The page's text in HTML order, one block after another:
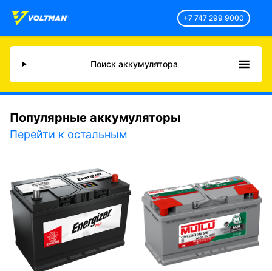
+7 747 299 9000
Поиск аккумулятора
Популярные аккумуляторы
Перейти к остальным